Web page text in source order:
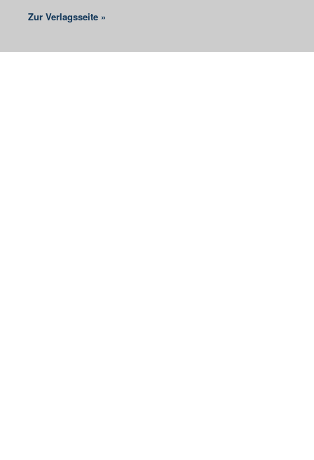
Zur Verlagsseite »